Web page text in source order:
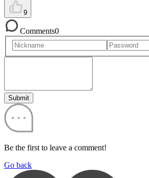
9
Comments0
Submit
Be the first to leave a comment!
Go back